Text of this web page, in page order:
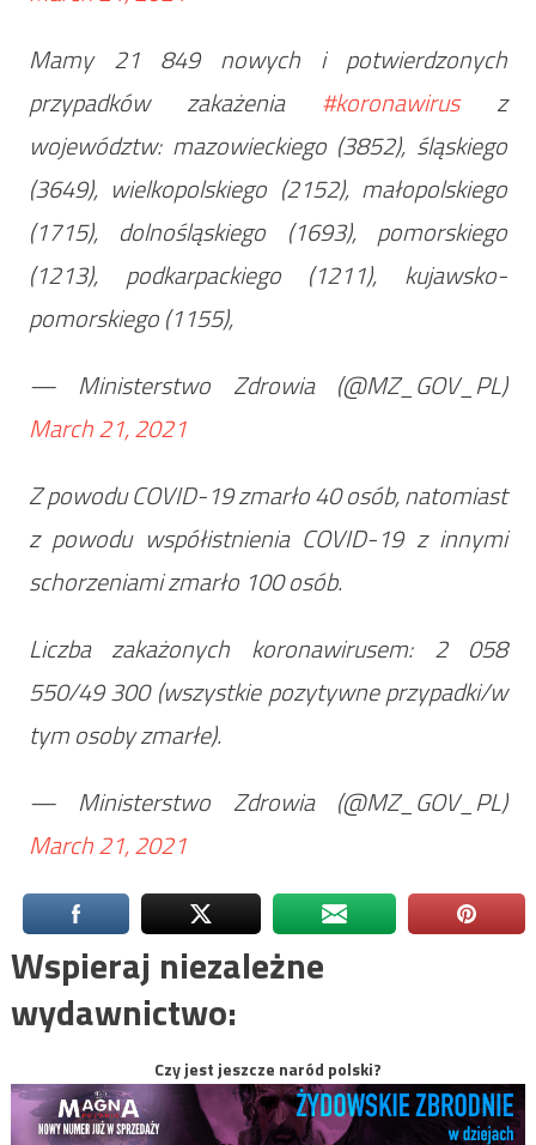
Mamy 21 849 nowych i potwierdzonych
przypadków zakażenia #koronawirusz
województw: mazowieckiego (3852), śląskiego
(3649), wielkopolskiego (2152), małopolskiego
(1715), dolnośląskiego (1693), pomorskiego
(1213), podkarpackiego (1211), kujawsko-
pomorskiego (1155),
— Ministerstwo Zdrowia (@MZ_GOV_PL)
March 21, 2021
Z powodu COVID-19 zmarło 40 osób, natomiast
z powodu współistnienia COVID-19 z innymi
schorzeniami zmarło 100 osób.
Liczba zakażonych koronawirusem: 2 058
550/49 300 (wszystkie pozytywne przypadki/w
tym osoby zmarłe).
— Ministerstwo Zdrowia (@MZ_GOV_PL)
March 21, 2021
Wspieraj niezależne
wydawnictwo:
Czy jest jeszcze naród polski?